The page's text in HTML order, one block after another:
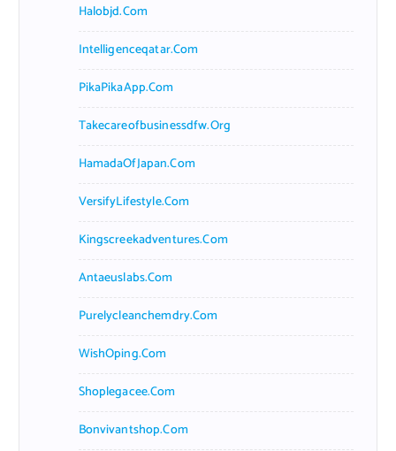
Halobjd.com
Intelligenceqatar.com
PikaPikaApp.com
Takecareofbusinessdfw.org
HamadaOfJapan.com
VersifyLifestyle.com
Kingscreekadventures.com
Antaeuslabs.com
Purelycleanchemdry.com
WishOping.com
Shoplegacee.com
Bonvivantshop.com